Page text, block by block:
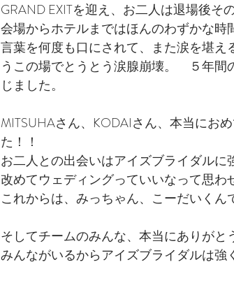
GRAND EXITを迎え、お二人は退場後そ
会場からホテルまではほんのわずかな
言葉を何度も口にされて、また涙を堪
うこの場でとうとう涙腺崩壊。　５年
じました。
MITSUHAさん、KODAIさん、本当にお
た！！
お二人との出会いはアイズブライダルに
改めてウェディングっていいなって思わ
これからは、みっちゃん、こーだいくん
そしてチームのみんな、本当にありがと
みんながいるからアイズブライダルは強